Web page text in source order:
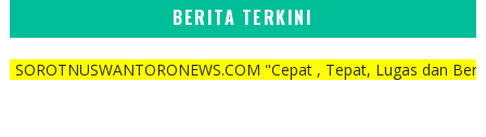
BERITA TERKINI
"Cepat , Tepat, Lugas dan Berani"